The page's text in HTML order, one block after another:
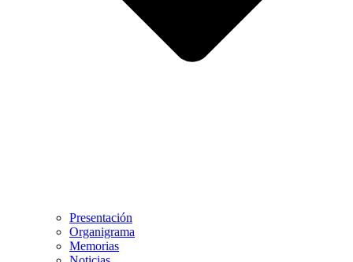
Presentación
Organigrama
Memorias